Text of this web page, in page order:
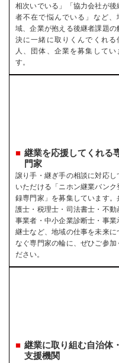
相次いでいる」「協力会社が後
者不在で悩んでいる」など、
域、企業が抱える後継者課題の
決に一緒に取りくんでくれる
人、団体、企業を募集してい
す。
継業を応援してくれる
門家
譲り手・継ぎ手の相談に対応し
いただける「ニホン継業バンク
録専門家」を募集しています。
護士・税理士・司法書士・不動
事業者・中小企業診断士・事業
継士など、地域の仕事を未来に
なぐ専門家の輪に、ぜひご参加
ださい。
継業に取り組む自治体・
支援機関